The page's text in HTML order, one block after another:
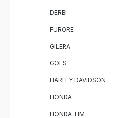
DERBI
FURORE
GILERA
GOES
HARLEY DAVIDSON
HONDA
HONDA-HM